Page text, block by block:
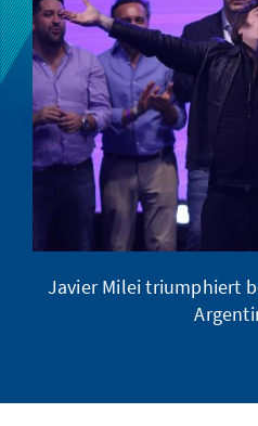
Javier Milei triumphiert